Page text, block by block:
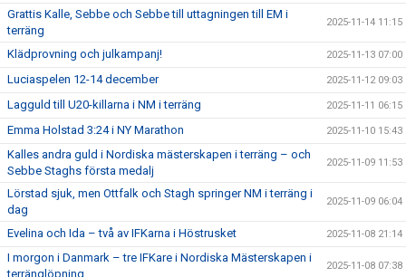
Grattis Kalle, Sebbe och Sebbe till uttagningen till EM i
terräng
2025-11-14 11:15
Klädprovning och julkampanj! 2025-11-13 07:00
Luciaspelen 12-14 december 2025-11-12 09:03
Lagguld till U20-killarna i NM i terräng 2025-11-11 06:15
Emma Holstad 3:24 i NY Marathon 2025-11-10 15:43
Kalles andra guld i Nordiska mästerskapen i terräng – och
Sebbe Staghs första medalj
2025-11-09 11:53
Lörstad sjuk, men Ottfalk och Stagh springer NM i terräng i
dag
2025-11-09 06:04
Evelina och Ida – två av IFKarna i Höstrusket 2025-11-08 21:14
I morgon i Danmark – tre IFKare i Nordiska Mästerskapen i
terränglöpning
2025-11-08 07:38